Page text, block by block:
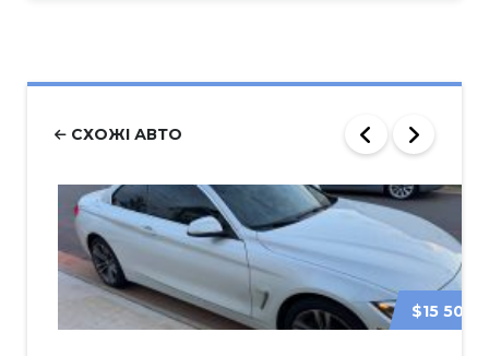
СХОЖІ АВТО
$15 500